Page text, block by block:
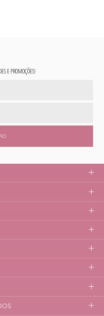
E PROMOÇÕES!